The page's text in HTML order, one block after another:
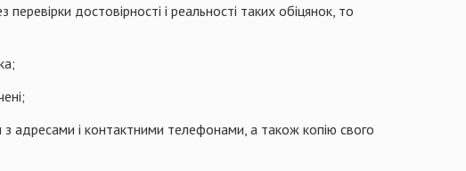
достовірності і реальності таких обіцянок, то
адресами і контактними телефонами, а також копію свого